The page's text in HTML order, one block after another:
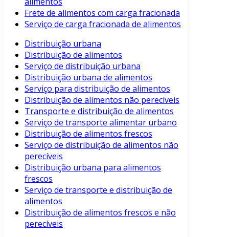
Frete de alimentos com carga fracionada
Serviço de carga fracionada de alimentos
Distribuição urbana
Distribuição de alimentos
Serviço de distribuição urbana
Distribuição urbana de alimentos
Serviço para distribuição de alimentos
Distribuição de alimentos não perecíveis
Transporte e distribuição de alimentos
Serviço de transporte alimentar urbano
Distribuição de alimentos frescos
Serviço de distribuição de alimentos não
perecíveis
Distribuição urbana para alimentos
frescos
Serviço de transporte e distribuição de
alimentos
Distribuição de alimentos frescos e não
perecíveis